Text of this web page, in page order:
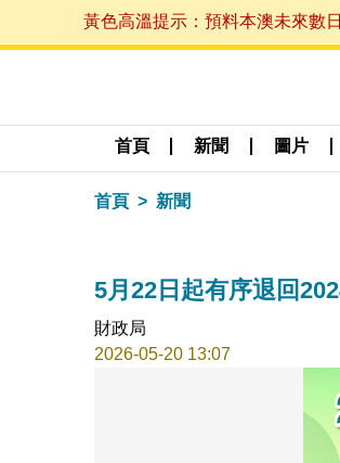
黃色高溫提示：預料本澳未來數
首頁 新聞 圖片
首頁 新聞
5月22日起有序退回
財政局
2026-05-20 13:07